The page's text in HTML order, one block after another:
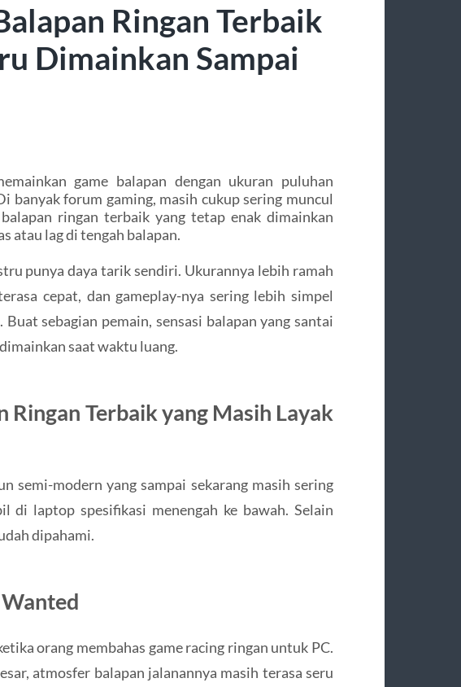
Ringan Terbaik
Dimainkan Sampai
game balapan dengan ukuran puluhan
banyak forum gaming, masih cukup sering muncul
ringan terbaik yang tetap enak dimainkan
atau lag di tengah balapan.
punya daya tarik sendiri. Ukurannya lebih ramah
cepat, dan gameplay-nya sering lebih simpel
sebagian pemain, sensasi balapan yang santai
saat waktu luang.
Ringan Terbaik yang Masih Layak
semi-modern yang sampai sekarang masih sering
di laptop spesifikasi menengah ke bawah. Selain
dipahami.
orang membahas game racing ringan untuk PC.
atmosfer balapan jalanannya masih terasa seru